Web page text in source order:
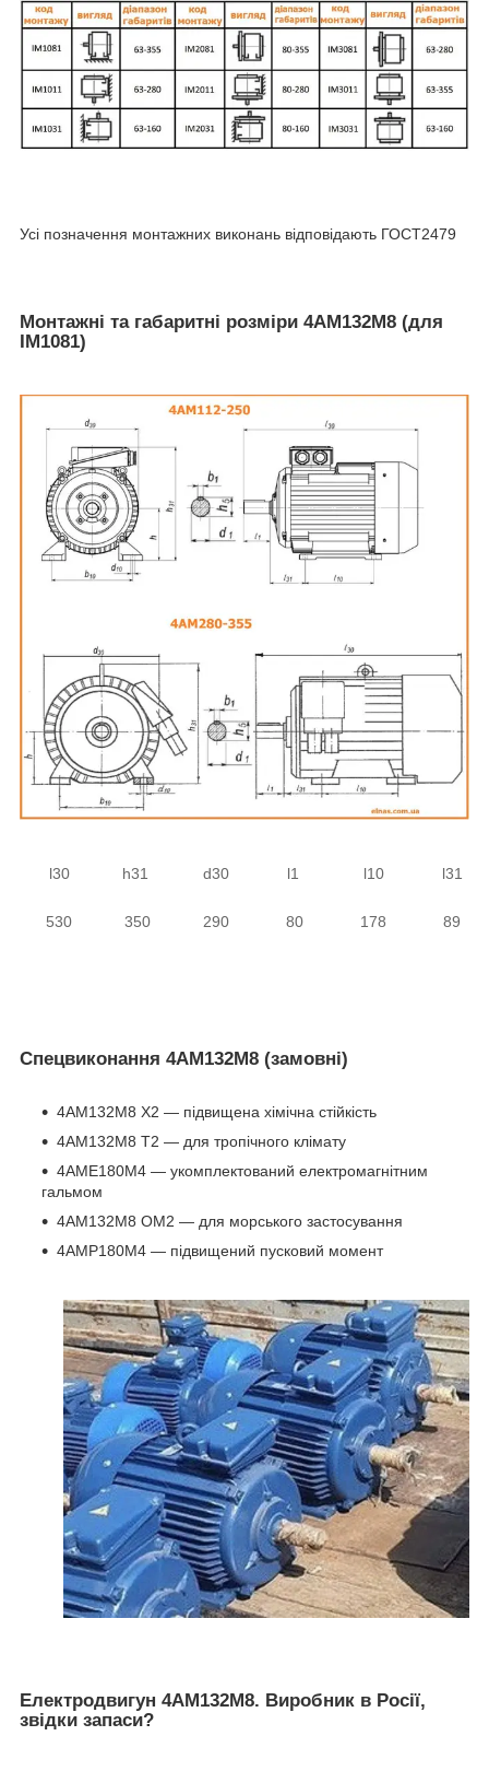
Усі позначення монтажних виконань відповідають ГОСТ2479
Монтажні та габаритні розміри 4АМ132М8 (для
IM1081)
l30 h31 d30 l1 l10 l31
530 350 290 80 178 89
Спецвиконання 4АМ132М8 (замовні)
4АМ132М8 Х2 ― підвищена хімічна стійкість
4АМ132М8 Т2 ― для тропічного клімату
4АМЕ180М4 ― укомплектований електромагнітним
гальмом
4АМ132М8 ОМ2 ― для морського застосування
4АМР180М4 ― підвищений пусковий момент
Електродвигун 4АМ132М8. Виробник в Росії,
звідки запаси?